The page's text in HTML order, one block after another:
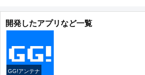
開発したアプリなど一覧
GG!アンテナ